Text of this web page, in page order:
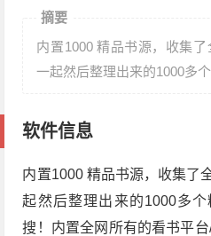
摘要
内置1000 精品书源，收集了
一起然后整理出来的1000多
软件信息
内置1000 精品书源，收集了
起然后整理出来的1000多
搜！内置全网所有的看书平